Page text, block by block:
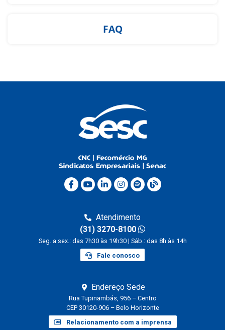
FAQ
Atendimento
(31) 3270-8100
Seg. a sex.: das 7h30 às 19h30 | Sáb.: das 8h às 14h
Fale conosco
Endereço Sede
Rua Tupinambás, 956 – Centro
CEP 30120-906 – Belo Horizonte
Relacionamento com a imprensa